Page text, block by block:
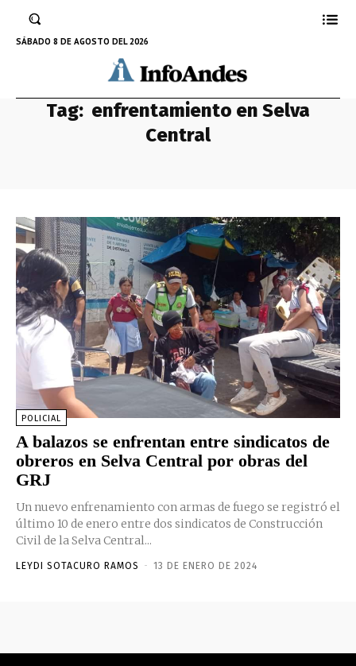
SÁBADO 8 DE AGOSTO DEL 2026
Tag: enfrentamiento en Selva
Central
POLICIAL
A balazos se enfrentan entre sindicatos de
obreros en Selva Central por obras del
GRJ
Un nuevo enfrenamiento con armas de fuego se registró el
último 10 de enero entre dos sindicatos de Construcción
Civil de la Selva Central...
LEYDI SOTACURO RAMOS - 13 DE ENERO DE 2024